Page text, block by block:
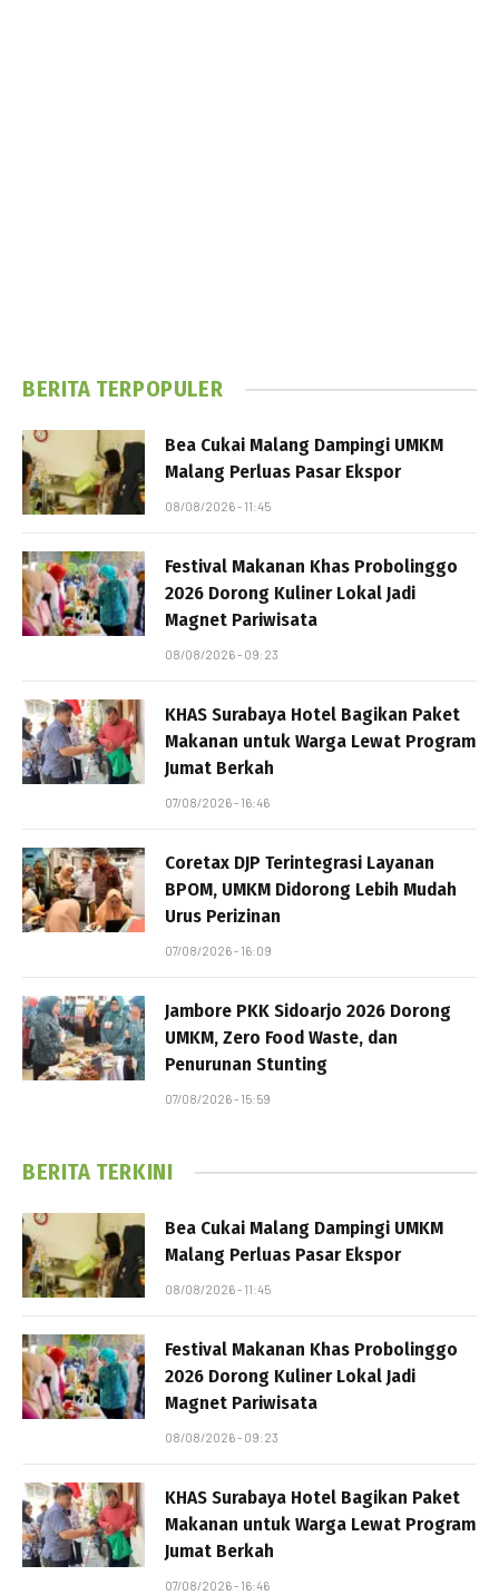
BERITA TERPOPULER
Bea Cukai Malang Dampingi UMKM
Malang Perluas Pasar Ekspor
08/08/2026 - 11:45
Festival Makanan Khas Probolinggo
2026 Dorong Kuliner Lokal Jadi
Magnet Pariwisata
08/08/2026 - 09:23
KHAS Surabaya Hotel Bagikan Paket
Makanan untuk Warga Lewat Program
Jumat Berkah
07/08/2026 - 16:46
Coretax DJP Terintegrasi Layanan
BPOM, UMKM Didorong Lebih Mudah
Urus Perizinan
07/08/2026 - 16:09
Jambore PKK Sidoarjo 2026 Dorong
UMKM, Zero Food Waste, dan
Penurunan Stunting
07/08/2026 - 15:59
BERITA TERKINI
Bea Cukai Malang Dampingi UMKM
Malang Perluas Pasar Ekspor
08/08/2026 - 11:45
Festival Makanan Khas Probolinggo
2026 Dorong Kuliner Lokal Jadi
Magnet Pariwisata
08/08/2026 - 09:23
KHAS Surabaya Hotel Bagikan Paket
Makanan untuk Warga Lewat Program
Jumat Berkah
07/08/2026 - 16:46